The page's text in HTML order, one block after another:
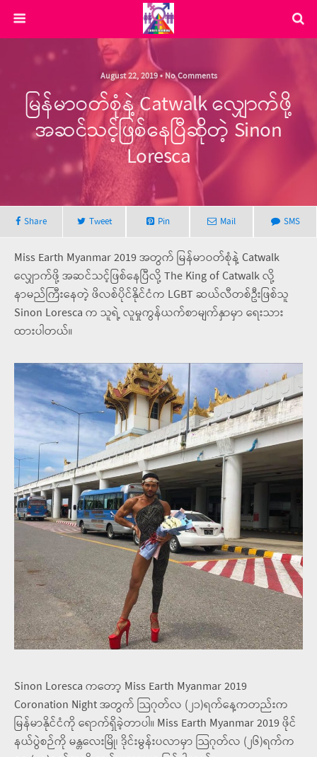
August 22, 2019 • No Comments
မြန်မာဝတ်စုံနဲ့ Catwalk လျှောက်ဖို့
အဆင်သင့်ဖြစ်နေပြီဆိုတဲ့ Sinon
Loresca
Share Tweet Pin Mail SMS
Miss Earth Myanmar 2019 အတွက် မြန်မာဝတ်စုံနဲ့ Catwalk
လျှောက်ဖို့ အဆင်သင့်ဖြစ်နေပြီလို့ The King of Catwalk လို့
နာမည်ကြီးနေတဲ့ ဖိလစ်ပိုင်နိုင်ငံက LGBT ဆယ်လီတစ်ဦးဖြစ်သူ
Sinon Loresca က သူရဲ့ လူမှုကွန်ယက်စာမျက်နှာမှာ ရေးသား
ထားပါတယ်။
Sinon Loresca ကတော့ Miss Earth Myanmar 2019
Coronation Night အတွက် သြဂုတ်လ (၂၁)ရက်နေ့ကတည်းက
မြန်မာနိုင်ငံကို ရောက်ရှိခဲ့တာပါ။ Miss Earth Myanmar 2019 ဖိုင်
နယ်ပွဲစဉ်ကို မန္တလေးမြို၊ ဒိုင်းမွန်းပလာမှာ သြဂုတ်လ (၂၆)ရက်က